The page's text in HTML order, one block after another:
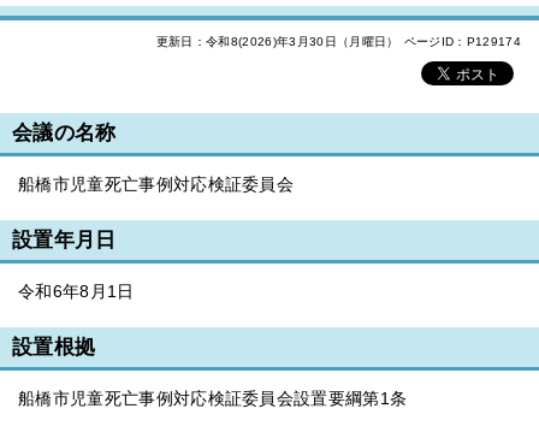
更新日：令和8(2026)年3月30日（月曜日） ページID：P129174
会議の名称
船橋市児童死亡事例対応検証委員会
設置年月日
令和6年8月1日
設置根拠
船橋市児童死亡事例対応検証委員会設置要綱第1条